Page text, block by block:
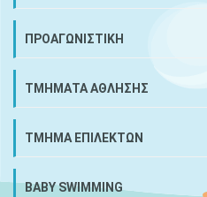
ΠΡΟΑΓΩΝΙΣΤΙΚΗ
ΤΜΗΜΑΤΑ ΑΘΛΗΣΗΣ
ΤΜΗΜΑ ΕΠΙΛΕΚΤΩΝ
BABY SWIMMING